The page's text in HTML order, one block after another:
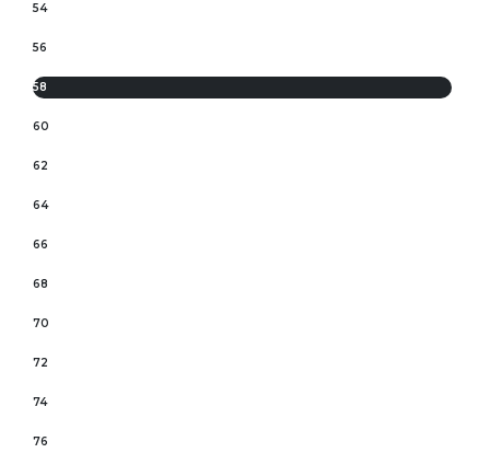
54
56
58
60
62
64
66
68
70
72
74
76